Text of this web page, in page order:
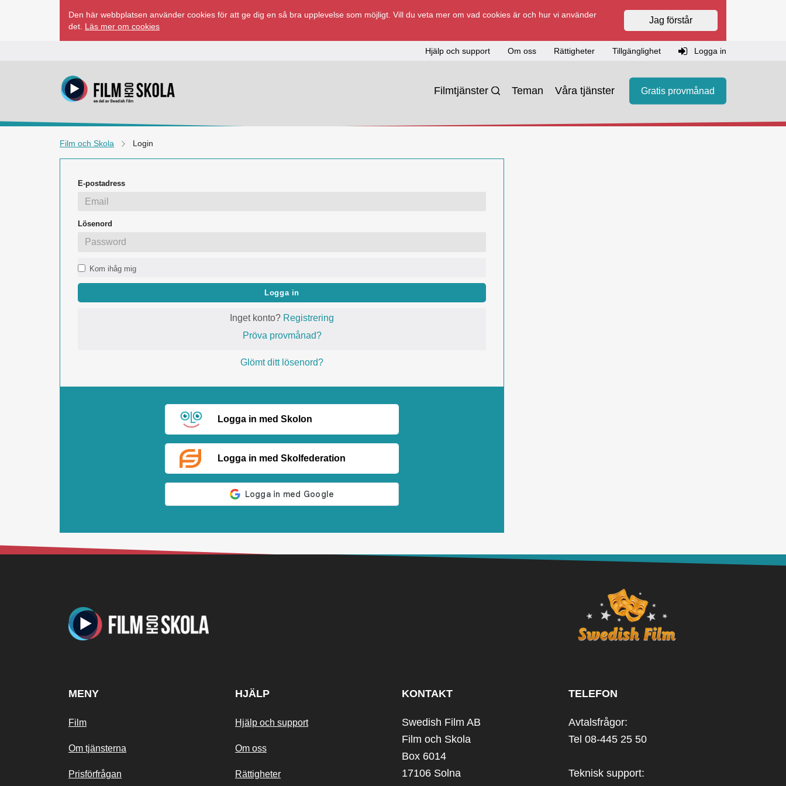
Den här webbplatsen använder cookies för att ge dig en så bra upplevelse som möjligt. Vill du veta mer om vad cookies är och hur vi använder
det. Läs mer om cookies
Jag förstår
Hjälp och support Om oss Rättigheter Tillgänglighet Logga in
Filmtjänster Teman Våra tjänster Gratis provmånad
Film och Skola Login
E-postadress
Lösenord
Kom ihåg mig
Logga in
Inget konto? Registrering
Pröva provmånad?
Glömt ditt lösenord?
Logga in med Skolon
Logga in med Skolfederation
MENY
Film
Om tjänsterna
Prisförfrågan
HJÄLP
Hjälp och support
Om oss
Rättigheter
KONTAKT
Swedish Film AB
Film och Skola
Box 6014
17106 Solna
TELEFON
Avtalsfrågor:
Tel 08-445 25 50
Teknisk support: